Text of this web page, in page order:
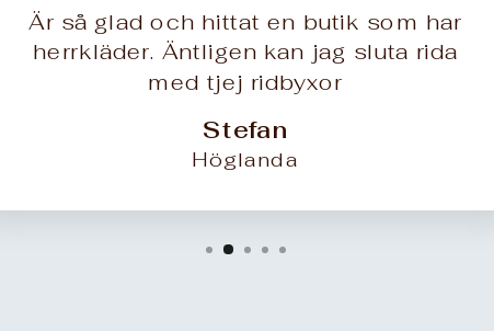
Är så glad och hittat en butik som har
herrkläder. Äntligen kan jag sluta rida
med tjej ridbyxor
Stefan
Höglanda